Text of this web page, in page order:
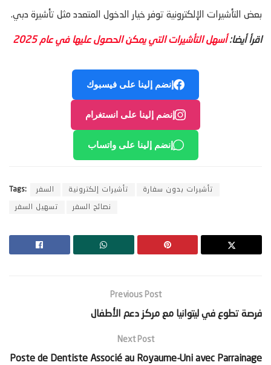
بعض التأشيرات الإلكترونية توفر خيار الدخول المتعدد مثل تأشيرة دبي.
اقرأ أيضا:أسهل التأشيرات التي يمكن الحصول عليها في عام 2025
إنضم إلينا على فيسبوك
إنضم إلينا على انستغرام
إنضم إلينا على واتساب
Tags: السفر تأشيرات إلكترونية تأشيرات بدون سفارة
تسهيل السفر نصائح السفر
Previous Post
‫فرصة تطوع في ليتوانيا مع مركز دعم الأطفال‬
Next Post
Poste de Dentiste Associé au Royaume-Uni avec Parrainage